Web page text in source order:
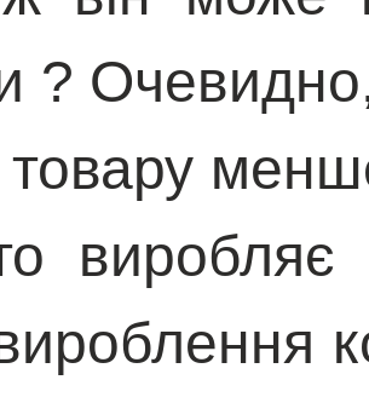
?
товару
виробляє